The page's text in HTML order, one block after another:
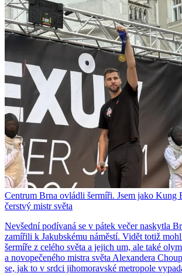
Centrum Brna ovládli šermíři. Jsem jako Kung
čerstvý mistr světa
Nevšední podívaná se v pátek večer naskytla
zamířili k Jakubskému náměstí. Vidět totiž
šermíře z celého světa a jejich um, ale také
a novopečeného mistra světa Alexandera
se, jak to v srdci jihomoravské metropole